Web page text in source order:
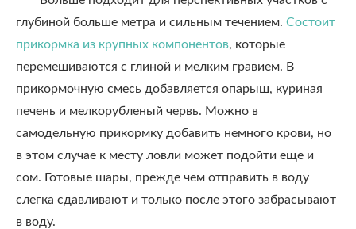
глубиной больше метра и сильным течением. Состоит
прикормка из крупных компонентов, которые
перемешиваются с глиной и мелким гравием. В
прикормочную смесь добавляется опарыш, куриная
печень и мелкорубленый червь. Можно в
самодельную прикормку добавить немного крови, но
в этом случае к месту ловли может подойти еще и
сом. Готовые шары, прежде чем отправить в воду
слегка сдавливают и только после этого забрасывают
в воду.